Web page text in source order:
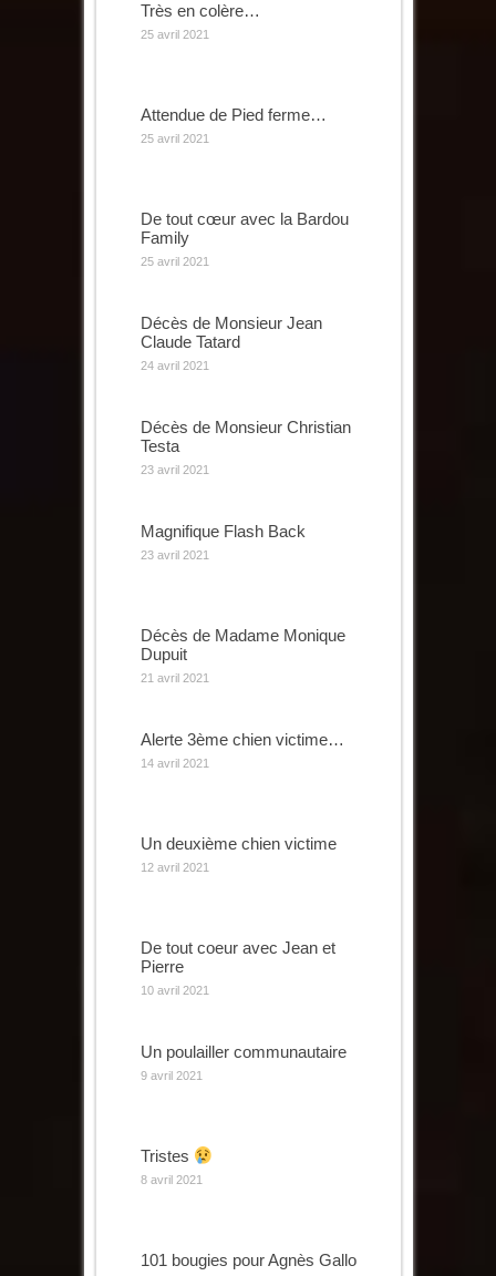
Très en colère…
25 avril 2021
Attendue de Pied ferme…
25 avril 2021
De tout cœur avec la Bardou
Family
25 avril 2021
Décès de Monsieur Jean
Claude Tatard
24 avril 2021
Décès de Monsieur Christian
Testa
23 avril 2021
Magnifique Flash Back
23 avril 2021
Décès de Madame Monique
Dupuit
21 avril 2021
Alerte 3ème chien victime…
14 avril 2021
Un deuxième chien victime
12 avril 2021
De tout coeur avec Jean et
Pierre
10 avril 2021
Un poulailler communautaire
9 avril 2021
Tristes
8 avril 2021
101 bougies pour Agnès Gallo